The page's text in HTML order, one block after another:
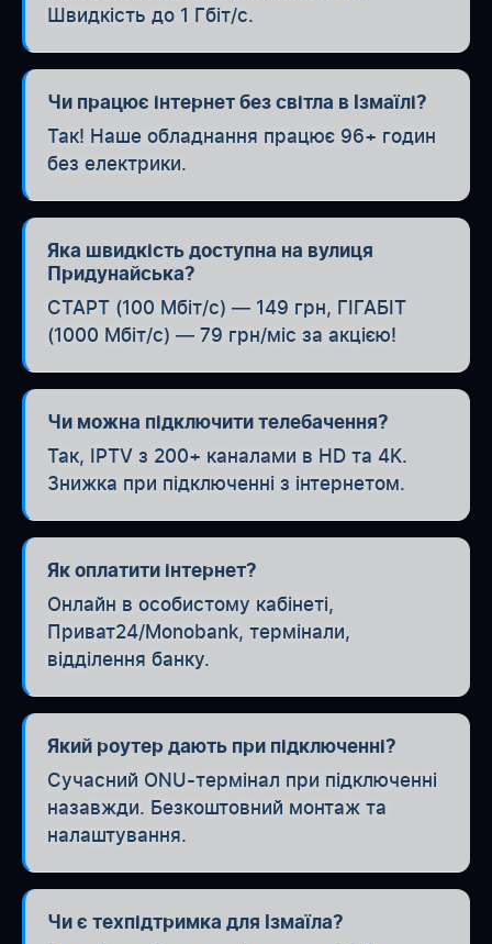
Швидкість до 1 Гбіт/с.
Чи працює інтернет без світла в Ізмаїлі?
Так! Наше обладнання працює 96+ годин
без електрики.
Яка швидкість доступна на вулиця
Придунайська?
СТАРТ (100 Мбіт/с) — 149 грн, ГІГАБІТ
(1000 Мбіт/с) — 79 грн/міс за акцією!
Чи можна підключити телебачення?
Так, IPTV з 200+ каналами в HD та 4K.
Знижка при підключенні з інтернетом.
Як оплатити інтернет?
Онлайн в особистому кабінеті,
Приват24/Monobank, термінали,
відділення банку.
Який роутер дають при підключенні?
Сучасний ONU-термінал при підключенні
назавжди. Безкоштовний монтаж та
налаштування.
Чи є техпідтримка для Ізмаїла?